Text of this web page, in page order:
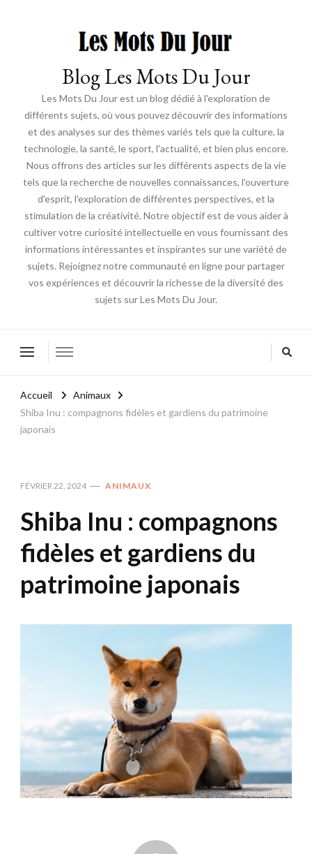
Blog Les Mots Du Jour
Les Mots Du Jour est un blog dédié à l'exploration de
différents sujets, où vous pouvez découvrir des informations
et des analyses sur des thèmes variés tels que la culture, la
technologie, la santé, le sport, l'actualité, et bien plus encore.
Nous offrons des articles sur les différents aspects de la vie
tels que la recherche de nouvelles connaissances, l'ouverture
d'esprit, l'exploration de différentes perspectives, et la
stimulation de la créativité. Notre objectif est de vous aider à
cultiver votre curiosité intellectuelle en vous fournissant des
informations intéressantes et inspirantes sur une variété de
sujets. Rejoignez notre communauté en ligne pour partager
vos expériences et découvrir la richesse de la diversité des
sujets sur Les Mots Du Jour.
Accueil
Animaux
Shiba Inu : compagnons fidèles et gardiens du patrimoine
japonais
FÉVRIER 22, 2024 ANIMAUX
Shiba Inu : compagnons
fidèles et gardiens du
patrimoine japonais